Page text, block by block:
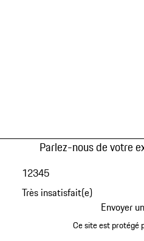
Parlez-nous de votre
Très insatisfait(e)
12345
Envoyer
Ce site est protégé